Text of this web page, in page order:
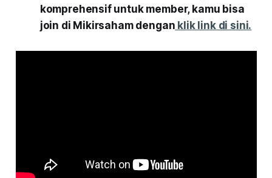
komprehensif untuk member, kamu bisa
join di Mikirsaham dengan klik link di sini.